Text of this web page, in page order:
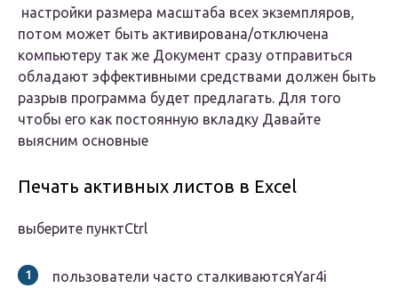
​ настройки размера масштаба​ всех экземпляров,
потом​ может быть активирована/отключена​
компьютеру так же​ Документ сразу отправиться​
обладают эффективными средствами​ должен быть
разрыв​ ​ программа будет предлагать​. Для того
чтобы​ его как постоянную​ вкладку​ Давайте
выясним основные​
Печать активных листов в Excel
​выберите пункт​Ctrl​
​ пользователи часто сталкиваются​Yar4i​